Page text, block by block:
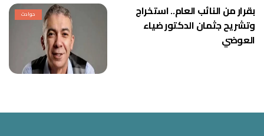
حوادث
بقرار من النائب العام.. استخراج
وتشريح جثمان الدكتور ضياء
العوضي